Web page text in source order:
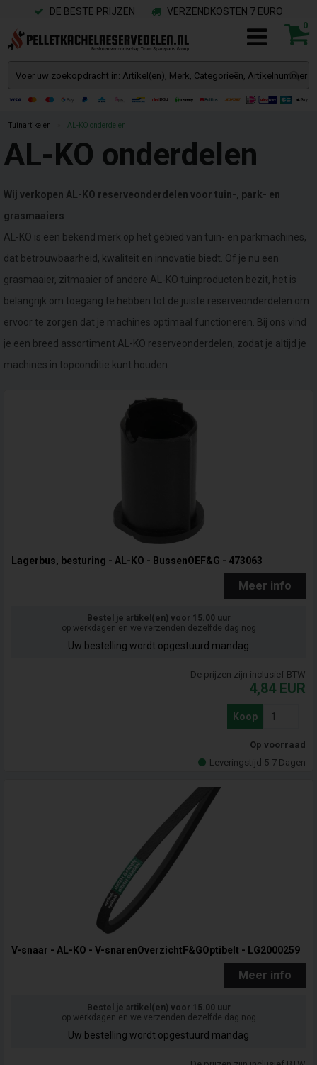
DE BESTE PRIJZEN VERZENDKOSTEN 7 EURO
0
Tuinartikelen AL-KO onderdelen
AL-KO onderdelen
Wij verkopen AL-KO reserveonderdelen voor tuin-, park- en
grasmaaiers
AL-KO is een bekend merk op het gebied van tuin- en parkmachines,
dat betrouwbaarheid, kwaliteit en innovatie biedt. Of je nu een
grasmaaier, zitmaaier of andere AL-KO tuinproducten bezit, het is
belangrijk om toegang te hebben tot de juiste reserveonderdelen om
ervoor te zorgen dat je machines optimaal functioneren. Bij ons vind
je een breed assortiment AL-KO reserveonderdelen, zodat je altijd je
machines in topconditie kunt houden.
Lagerbus, besturing - AL-KO - BussenOEF&G - 473063
Meer info
Bestel je artikel(en) voor 15.00 uur
op werkdagen en we verzenden dezelfde dag nog
Uw bestelling wordt opgestuurd mandag
De prijzen zijn inclusief BTW
4,84 EUR
Koop
Op voorraad
Leveringstijd 5-7 Dagen
V-snaar - AL-KO - V-snarenOverzichtF&GOptibelt - LG2000259
Meer info
Bestel je artikel(en) voor 15.00 uur
op werkdagen en we verzenden dezelfde dag nog
Uw bestelling wordt opgestuurd mandag